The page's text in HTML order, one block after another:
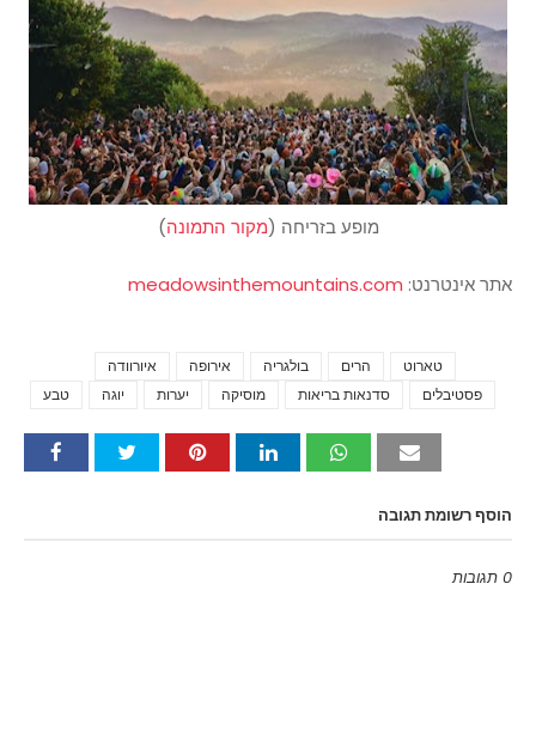
מופע בזריחה (מקור התמונה)
אתר אינטרנט: meadowsinthemountains.com
איורוודה אירופה בולגריה הרים
טארוט
טבע
יוגה יערות מוסיקה סדנאות בריאות פסטיבלים
הוסף רשומת תגובה
0 תגובות